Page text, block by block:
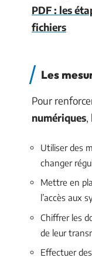
PDF : les
fichiers
Les
Pour
numériques,
Utiliser des
changer
Mettre en
l’accès aux
Chiffrer les
de leur
Effectuer